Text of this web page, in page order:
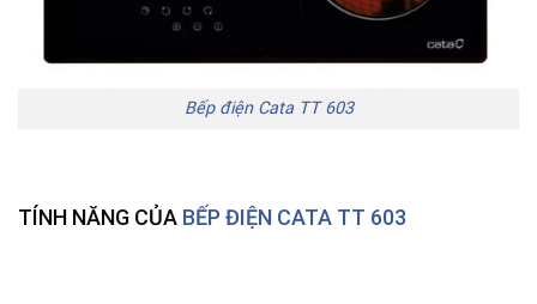
Bếp điện Cata TT 603
TÍNH NĂNG CỦA BẾP ĐIỆN CATA TT 603